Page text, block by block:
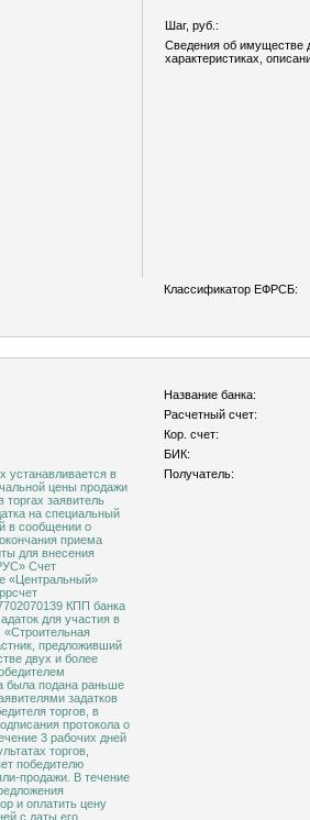
Шаг, руб.:
Сведения об имуществе
характеристиках,
Классификатор ЕФРСБ:
Название банка:
Расчетный счет:
Кор. счет:
БИК:
устанавливается в
цены продажи
заявитель
на специальный
в сообщении о
приема
для внесения
Счет
«Центральный»
КПП банка
для участия в
предложивший
двух и более
была подана раньше
задатков
торгов, в
протокола о
3 рабочих дней
торгов,
победителю
продажи. В течение
и оплатить цену
с даты его
Получатель: